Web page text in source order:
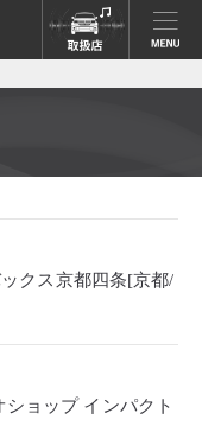
クス京都四条[京都/
ョップ インパクト